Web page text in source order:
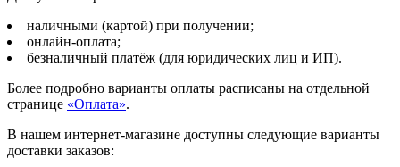
наличными (картой) при получении;
онлайн-оплата;
безналичный платёж (для юридических лиц и ИП).
Более подробно варианты оплаты расписаны на отдельной
странице «Оплата».
В нашем интернет-магазине доступны следующие варианты
доставки заказов: